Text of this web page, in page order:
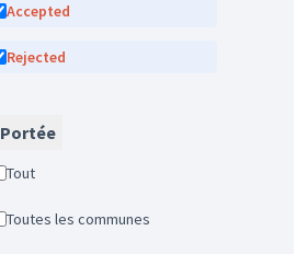
Accepted
Rejected
Portée
Tout
Toutes les communes